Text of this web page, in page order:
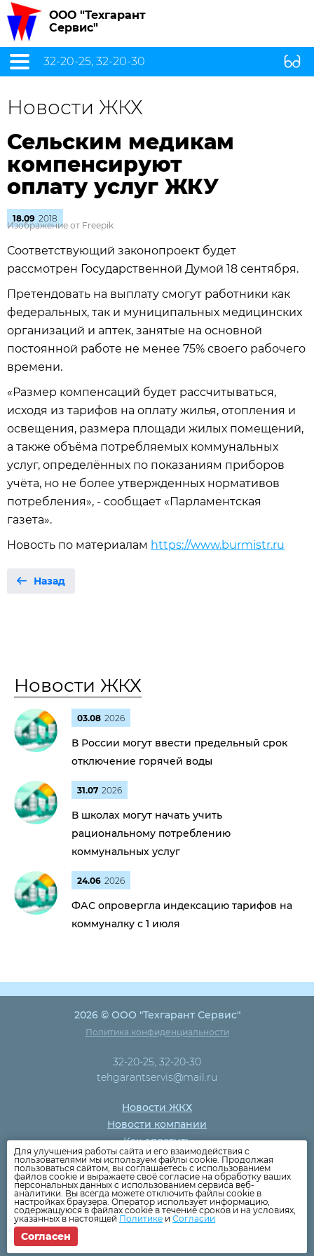
ООО "Техгарант
Сервис"
32-20-25, 32-20-30
Новости ЖКХ
Сельским медикам
компенсируют
оплату услуг ЖКУ
18.09 2018
Изображение от Freepik
Соответствующий законопроект будет
рассмотрен Государственной Думой 18 сентября.
Претендовать на выплату смогут работники как
федеральных, так и муниципальных медицинских
организаций и аптек, занятые на основной
постоянной работе не менее 75% своего рабочего
времени.
«Размер компенсаций будет рассчитываться,
исходя из тарифов на оплату жилья, отопления и
освещения, размера площади жилых помещений,
а также объёма потребляемых коммунальных
услуг, определённых по показаниям приборов
учёта, но не более утвержденных нормативов
потребления», - сообщает «Парламентская
газета».
Новость по материалам https://www.burmistr.ru
Назад
Новости ЖКХ
03.08 2026
В России могут ввести предельный срок
отключение горячей воды
31.07 2026
В школах могут начать учить
рациональному потреблению
коммунальных услуг
24.06 2026
ФАС опровергла индексацию тарифов на
коммуналку с 1 июля
2026 © ООО "Техгарант Сервис"
Политика конфиденциальности
32-20-25, 32-20-30
tehgarantservis@mail.ru
Новости ЖКХ
Новости компании
Как оплатить
Дома
Раскрытие информации
Вопросы
Для улучшения работы сайта и его взаимодействия с
пользователями мы используем файлы cookie. Продолжая
пользоваться сайтом, вы соглашаетесь с использованием
файлов cookie и выражаете своё согласие на обработку ваших
персональных данных с использованием сервиса веб-
аналитики. Вы всегда можете отключить файлы cookie в
настройках браузера. Оператор использует информацию,
содержащуюся в файлах cookie в течение сроков и на условиях,
указанных в настоящей Политике и Согласии
Согласен